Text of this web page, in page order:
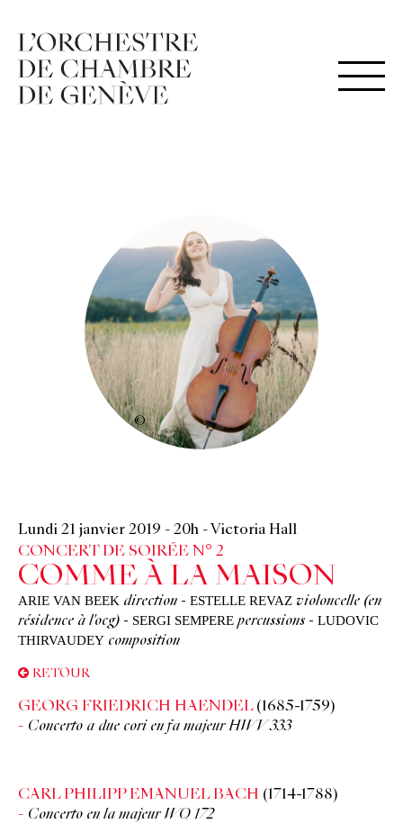
©
Lundi 21 janvier 2019 - 20h - Victoria Hall
CONCERT DE SOIRÉE N° 2
COMME À LA MAISON
ARIE VAN BEEK direction - ESTELLE REVAZ violoncelle (en
résidence à l'ocg) - SERGI SEMPERE percussions - LUDOVIC
THIRVAUDEY composition
RETOUR
GEORG FRIEDRICH HAENDEL (1685-1759)
Concerto a due cori en fa majeur HWV 333
CARL PHILIPP EMANUEL BACH (1714-1788)
Concerto en la majeur WQ 172